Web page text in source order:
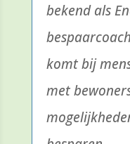
bekend als
komt bij
met